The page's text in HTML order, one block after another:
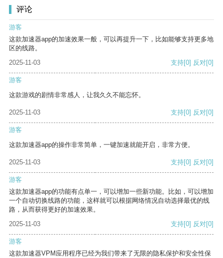
评论
游客
这款加速器app的加速效果一般，可以再提升一下，比如能够支持更多地
区的线路。
2025-11-03
支持[0] 反对[0]
游客
这款游戏的剧情非常感人，让我久久不能忘怀。
2025-11-03 支持[0] 反对[0]
游客
这款加速器app的操作非常简单，一键加速就能开启，非常方便。
2025-11-03 支持[0] 反对[0]
游客
这款加速器app的功能有点单一，可以增加一些新功能。比如，可以增加
一个自动切换线路的功能，这样就可以根据网络情况自动选择最优的线
路，从而获得更好的加速效果。
2025-11-03
支持[0] 反对[0]
游客
这款加速器VPM应用程序已经为我们带来了无限的隐私保护和安全性保